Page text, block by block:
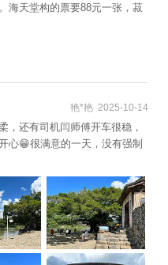
海天堂构的票要88元一张，菽
50元一张。两大人两孩子吃一
艳*艳 2025-10-14
，还有司机闫师傅开车很稳，
心😁很满意的一天，没有强制